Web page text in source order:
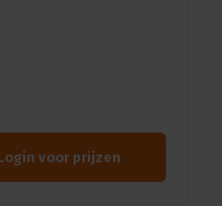
voor prijzen